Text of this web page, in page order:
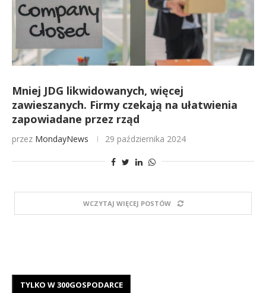
Mniej JDG likwidowanych, więcej
zawieszanych. Firmy czekają na ułatwienia
zapowiadane przez rząd
przez MondayNews 29 października 2024
WCZYTAJ WIĘCEJ POSTÓW
TYLKO W 300GOSPODARCE